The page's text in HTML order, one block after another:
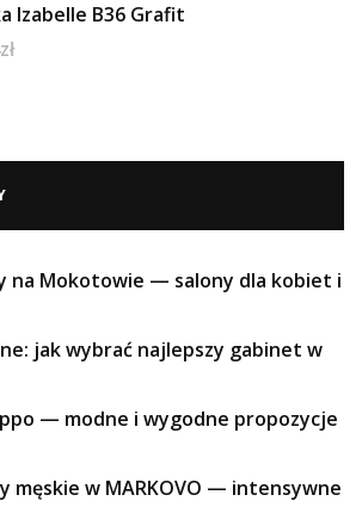
Izabelle B36 Grafit
zł
na Mokotowie — salony dla kobiet i
jak wybrać najlepszy gabinet w
— modne i wygodne propozycje
męskie w MARKOVO — intensywne